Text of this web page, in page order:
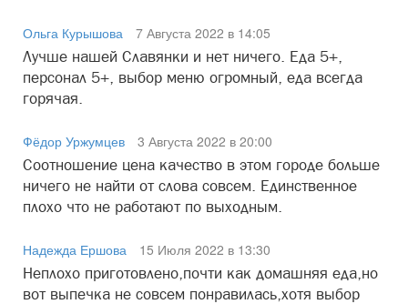
Ольга Курышова
7 Августа 2022 в 14:05
Лучше нашей Славянки и нет ничего. Еда 5+,
персонал 5+, выбор меню огромный, еда всегда
горячая.
Фёдор Уржумцев
3 Августа 2022 в 20:00
Соотношение цена качество в этом городе больше
ничего не найти от слова совсем. Единственное
плохо что не работают по выходным.
Надежда Ершова
15 Июля 2022 в 13:30
Неплохо приготовлено,почти как домашняя еда,но
вот выпечка не совсем понравилась,хотя выбор